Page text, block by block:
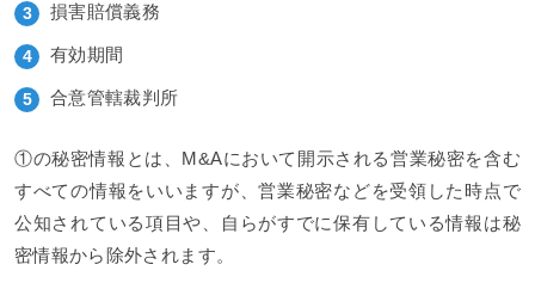
損害賠償義務
有効期間
合意管轄裁判所
①の秘密情報とは、M&Aにおいて開示される営業秘密を含む
すべての情報をいいますが、営業秘密などを受領した時点で
公知されている項目や、自らがすでに保有している情報は秘
密情報から除外されます。